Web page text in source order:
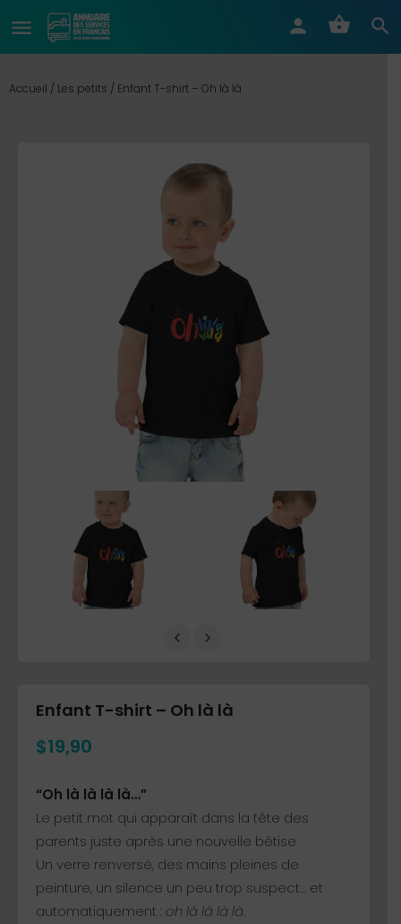
Accueil / Les petits / Enfant T-shirt – Oh là là
Enfant T-shirt – Oh là là
19,90
$
“Oh là là là là…”
Le petit mot qui apparaît dans la tête des
parents juste après une nouvelle bêtise
Un verre renversé, des mains pleines de
peinture, un silence un peu trop suspect… et
automatiquement : oh là là là là.